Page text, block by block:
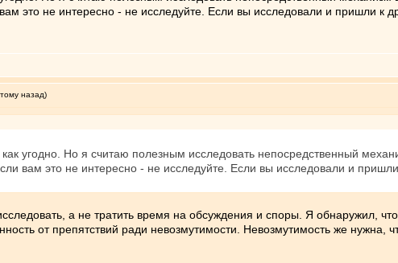
это не интересно - не исследуйте. Если вы исследовали и пришли к
назад)
угодно. Но я считаю полезным исследовать непосредственный
вам это не интересно - не исследуйте. Если вы исследовали и
а не тратить время на обсуждения и споры. Я обнаружил,
от препятствий ради невозмутимости. Невозмутимость же нужна,